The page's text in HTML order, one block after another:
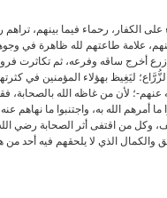
الكفار، رحماء فيما بينهم، تراهم
علامة طاعتهم لله ظاهرة في
أخرج ساقه وفرعه، ثم تكاثرت
ليَغِيظ بهؤلاء المؤمنين في
؛ لأن من غاظه الله بالصحابة،
أمرهم الله به، واجتنبوا ما نهاهم
وكل من اقتفى أثر الصحابة رضي
الذي لا يلحقهم فيه أحد من